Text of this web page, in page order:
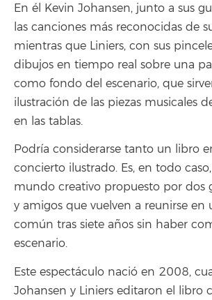
En él Kevin Johansen, junto a sus
las canciones más reconocidas de
mientras que Liniers, con sus
dibujos en tiempo real sobre una
como fondo del escenario, que
ilustración de las piezas musicales
en las tablas.
Podría considerarse tanto un libro
concierto ilustrado. Es, en todo
mundo creativo propuesto por dos
y amigos que vuelven a reunirse en
común tras siete años sin haber
escenario.
Este espectáculo nació en 2008,
Johansen y Liniers editaron el libro